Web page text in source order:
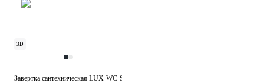
3D
Завертка сантехническая LUX-WC-S5 CAFFE на квадратной розетке цвет кофе